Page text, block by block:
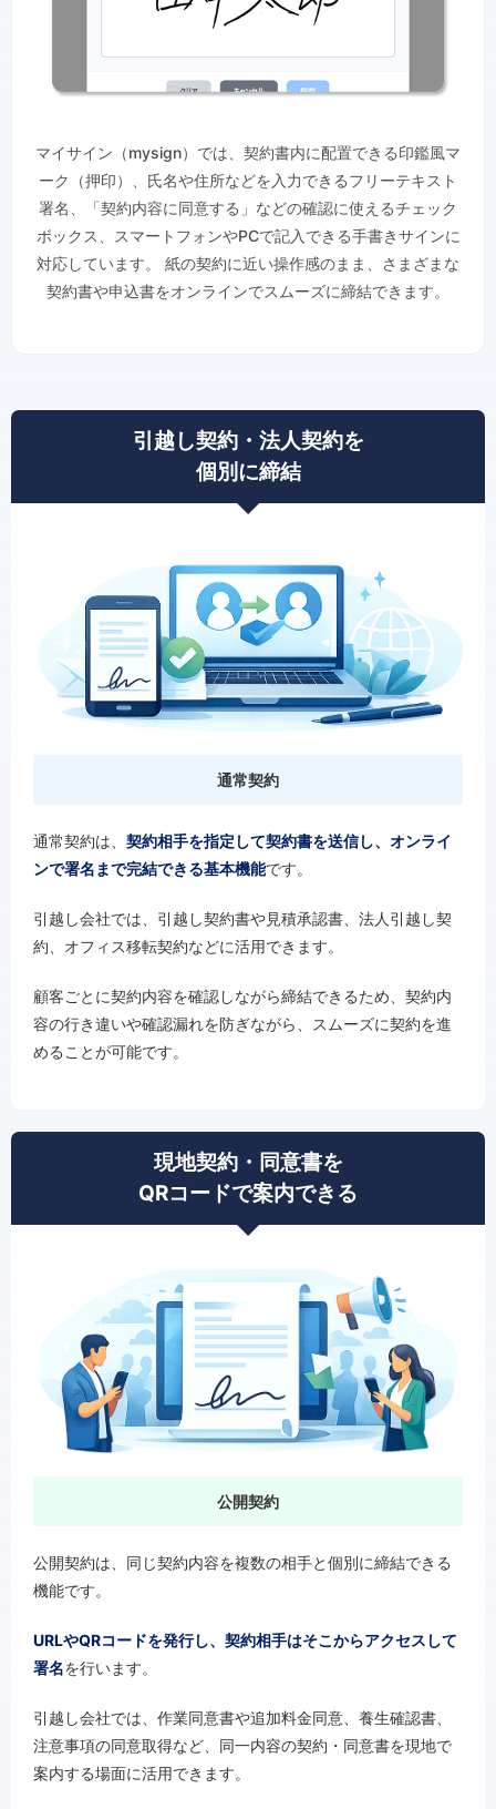
マイサイン（mysign）では、契約書内に配置できる印鑑風マ
ーク（押印）、氏名や住所などを入力できるフリーテキスト
署名、「契約内容に同意する」などの確認に使えるチェック
ボックス、スマートフォンやPCで記入できる手書きサインに
対応しています。 紙の契約に近い操作感のまま、さまざまな
契約書や申込書をオンラインでスムーズに締結できます。
引越し契約・法人契約を
個別に締結
通常契約
通常契約は、 契約相手を指定して契約書を送信し、オンライ
ンで署名まで完結できる基本機能です。
引越し会社では、引越し契約書や見積承認書、法人引越し契
約、オフィス移転契約などに活用できます。
顧客ごとに契約内容を確認しながら締結できるため、契約内
容の行き違いや確認漏れを防ぎながら、スムーズに契約を進
めることが可能です。
現地契約・同意書を
QRコードで案内できる
公開契約
公開契約は、同じ契約内容を複数の相手と個別に締結できる
機能です。
URLやQRコードを発行し、契約相手はそこからアクセスして
署名を行います。
引越し会社では、作業同意書や追加料金同意、養生確認書、
注意事項の同意取得など、同一内容の契約・同意書を現地で
案内する場面に活用できます。